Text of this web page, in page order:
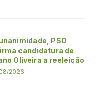
PSD
candidatura de
Oliveira a reeleição
2026